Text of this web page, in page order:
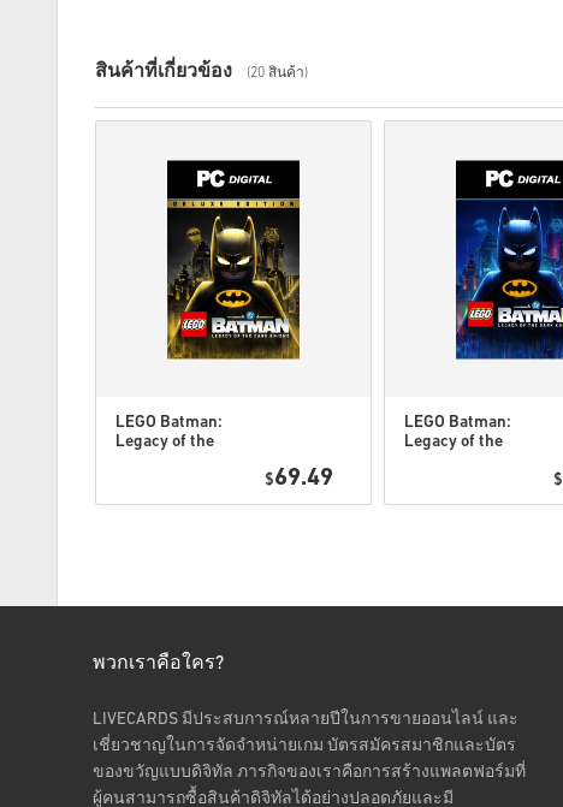
สินค้าที่เกี่ยวข้อง (20 สินค้า)
LEGO Batman:
Legacy of the
DLC PC
$69.49
LEGO Batman:
Legacy of the
$
พวกเราคือใคร?
LIVECARDS มีประสบการณ์หลายปีในการขายออนไลน์ และ
เชี่ยวชาญในการจัดจำหน่ายเกม บัตรสมัครสมาชิกและบัตร
ของขวัญแบบดิจิทัล ภารกิจของเราคือการสร้างแพลตฟอร์มที่
ผู้คนสามารถซื้อสินค้าดิจิทัลได้อย่างปลอดภัยและมี